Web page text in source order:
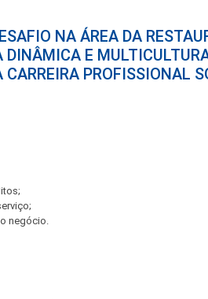
NA ÁREA DA
E
CARREIRA PROFISSIONAL
negócio.